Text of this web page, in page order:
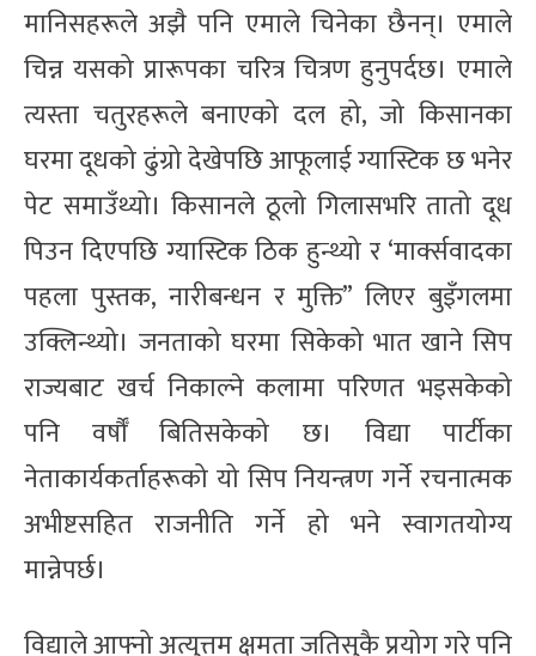
मानिसहरूले अझै पनि एमाले चिनेका छैनन्। एमाले
चिन्न यसको प्रारूपका चरित्र चित्रण हुनुपर्दछ। एमाले
त्यस्ता चतुरहरूले बनाएको दल हो, जो किसानका
घरमा दूधको ढुंग्रो देखेपछि आफूलाई ग्यास्टिक छ भनेर
पेट समाउँथ्यो। किसानले ठूलो गिलासभरि तातो दूध
पिउन दिएपछि ग्यास्टिक ठिक हुन्थ्यो र ‘मार्क्सवादका
पहला पुस्तक, नारीबन्धन र मुक्ति” लिएर बुइँगलमा
उक्लिन्थ्यो। जनताको घरमा सिकेको भात खाने सिप
राज्यबाट खर्च निकाल्ने कलामा परिणत भइसकेको
पनि वर्षौँ बितिसकेको छ। विद्या पार्टीका
नेताकार्यकर्ताहरूको यो सिप नियन्त्रण गर्ने रचनात्मक
अभीष्टसहित राजनीति गर्ने हो भने स्वागतयोग्य
मान्नेपर्छ।
विद्याले आफ्नो अत्युत्तम क्षमता जतिसुकै प्रयोग गरे पनि